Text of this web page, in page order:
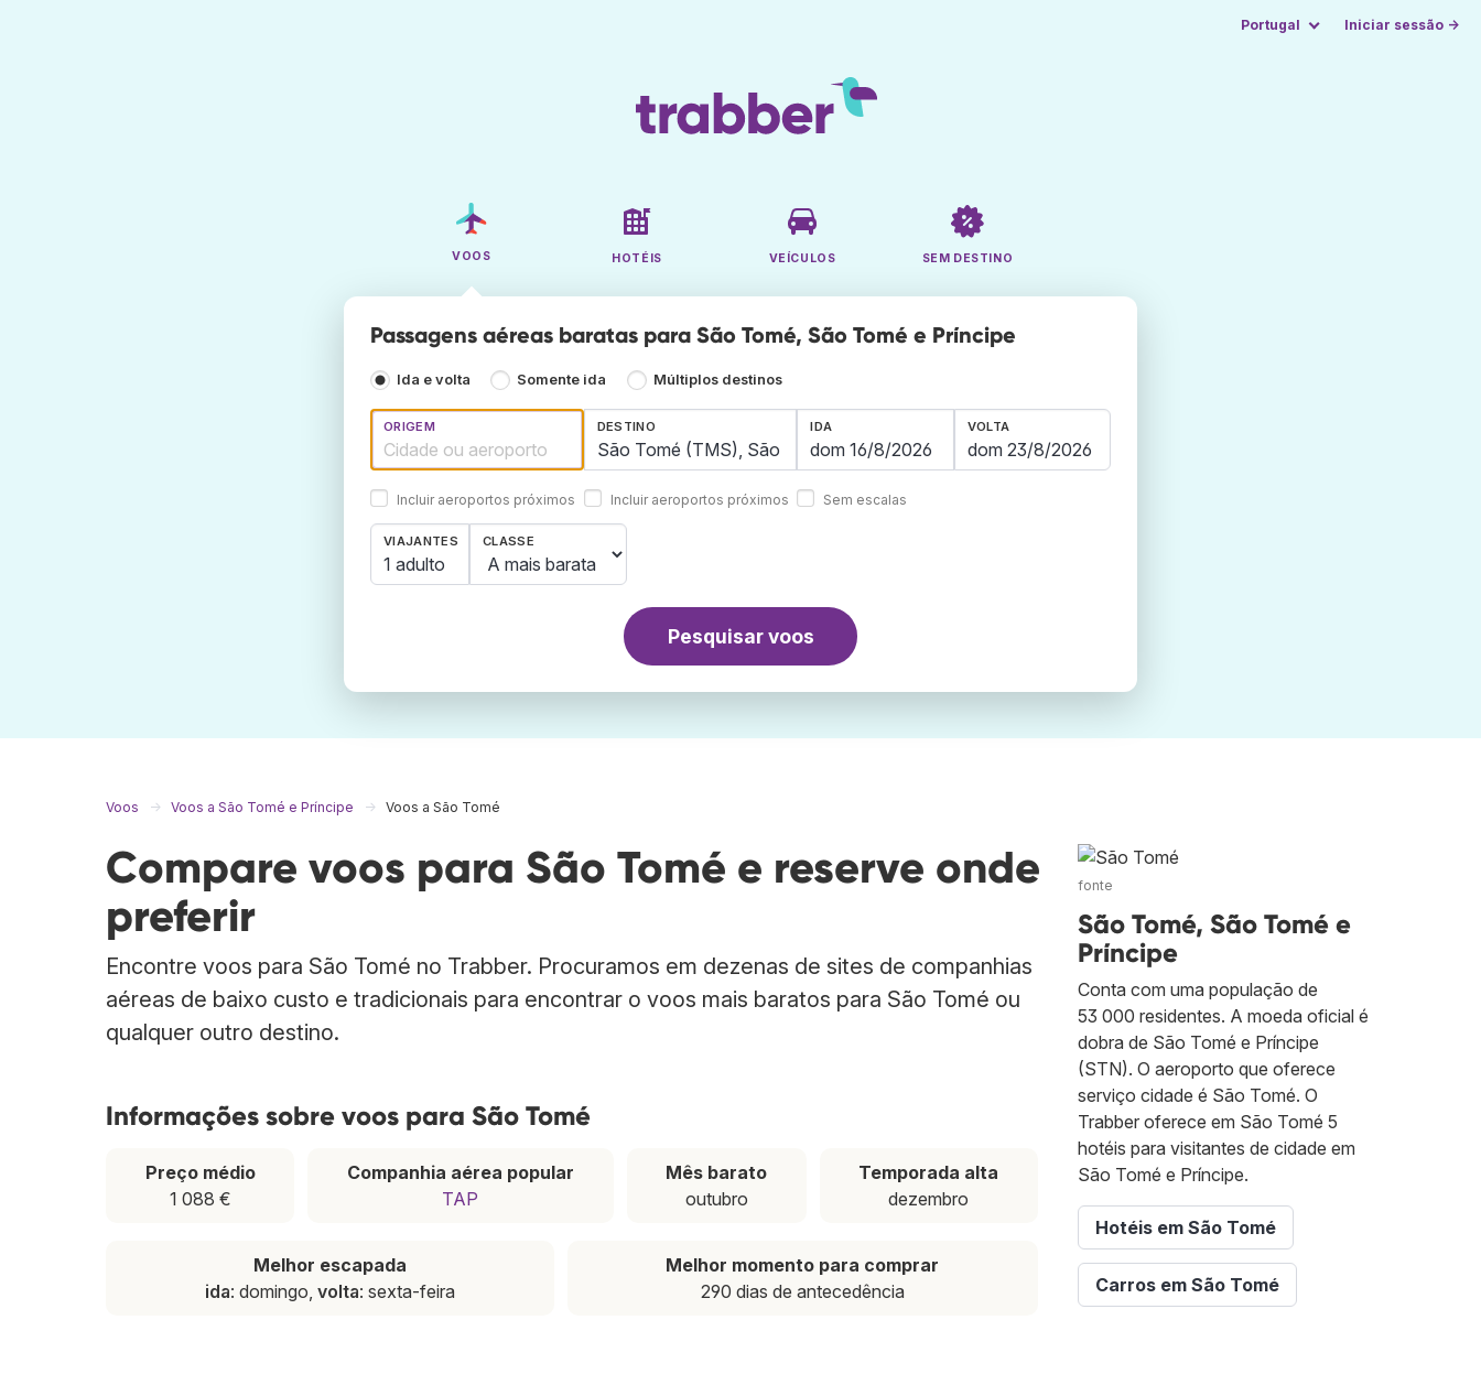
Portugal Iniciar sessão →
VOOS HOTÉIS VEÍCULOS SEM DESTINO
Passagens aéreas baratas para São Tomé, São Tomé e Príncipe
Ida e volta Somente ida Múltiplos destinos
ORIGEM
Incluir aeroportos próximos
DESTINO
Incluir aeroportos próximos
IDA VOLTA
Sem escalas
VIAJANTES
1 adulto
CLASSE
Pesquisar voos
Voos Voos a São Tomé e Príncipe Voos a São Tomé
Compare voos para São Tomé e reserve onde
preferir
Encontre voos para São Tomé no Trabber. Procuramos em dezenas de sites de companhias
aéreas de baixo custo e tradicionais para encontrar o voos mais baratos para São Tomé ou
qualquer outro destino.
Informações sobre voos para São Tomé
Preço médio
1 088 €
Companhia aérea popular
TAP
Mês barato
outubro
Temporada alta
dezembro
Melhor escapada
ida: domingo, volta: sexta-feira
Melhor momento para comprar
290 dias de antecedência
fonte
São Tomé, São Tomé e
Príncipe
Conta com uma população de
53 000 residentes. A moeda oficial é
dobra de São Tomé e Príncipe
(STN). O aeroporto que oferece
serviço cidade é São Tomé. O
Trabber oferece em São Tomé 5
hotéis para visitantes de cidade em
São Tomé e Príncipe.
Hotéis em São Tomé
Carros em São Tomé